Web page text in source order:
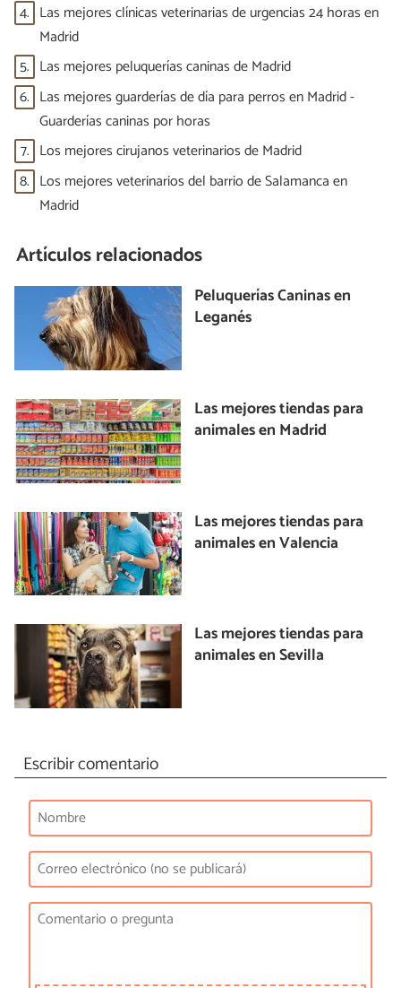
4. Las mejores clínicas veterinarias de urgencias 24 horas en
Madrid
5. Las mejores peluquerías caninas de Madrid
6. Las mejores guarderías de día para perros en Madrid -
Guarderías caninas por horas
7. Los mejores cirujanos veterinarios de Madrid
8. Los mejores veterinarios del barrio de Salamanca en
Madrid
Artículos relacionados
Peluquerías Caninas en
Leganés
Las mejores tiendas para
animales en Madrid
Las mejores tiendas para
animales en Valencia
Las mejores tiendas para
animales en Sevilla
Escribir comentario